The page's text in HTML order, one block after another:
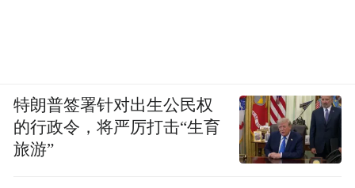
特朗普签署针对出生公民权
的行政令，将严厉打击“生育
旅游”